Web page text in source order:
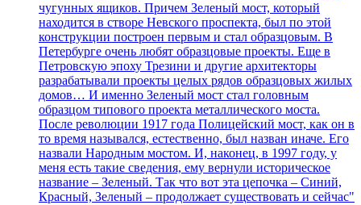
чугунных ящиков. Причем Зеленый мост, который
находится в створе Невского проспекта, был по этой
конструкции построен первым и стал образцовым. В
Петербурге очень любят образцовые проекты. Еще в
Петровскую эпоху Трезини и другие архитекторы
разрабатывали проекты целых рядов образцовых жилых
домов… И именно Зеленый мост стал головным
образцом типового проекта металлического моста.
После революции 1917 года Полицейский мост, как он в
то время назывался, естественно, был назван иначе. Его
назвали Народным мостом. И, наконец, в 1997 году, у
меня есть такие сведения, ему вернули историческое
название – Зеленый. Так что вот эта цепочка – Синий,
Красный, Зеленый – продолжает существовать и сейчас"